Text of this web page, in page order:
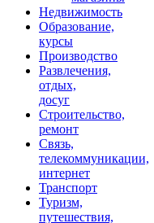
Недвижимость
Образование,
курсы
Производство
Развлечения,
отдых,
досуг
Строительство,
ремонт
Связь,
телекоммуникации,
интернет
Транспорт
Туризм,
путешествия,